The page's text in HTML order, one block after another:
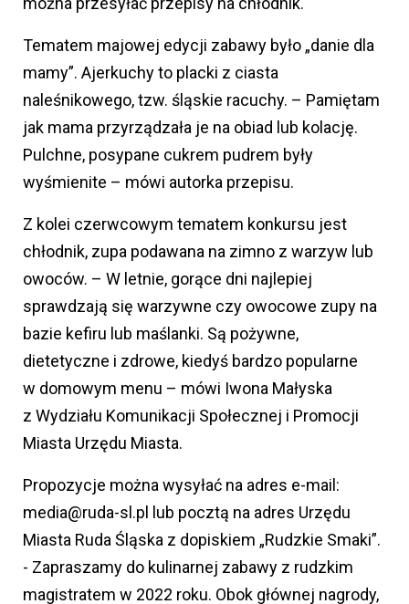
Tematem majowej edycji zabawy było „danie dla
mamy”. Ajerkuchy to placki z ciasta
naleśnikowego, tzw. śląskie racuchy. – Pamiętam
jak mama przyrządzała je na obiad lub kolację.
Pulchne, posypane cukrem pudrem były
wyśmienite – mówi autorka przepisu.
Z kolei czerwcowym tematem konkursu jest
chłodnik, zupa podawana na zimno z warzyw lub
owoców. – W letnie, gorące dni najlepiej
sprawdzają się warzywne czy owocowe zupy na
bazie kefiru lub maślanki. Są pożywne,
dietetyczne i zdrowe, kiedyś bardzo popularne
w domowym menu – mówi Iwona Małyska
z Wydziału Komunikacji Społecznej i Promocji
Miasta Urzędu Miasta.
Propozycje można wysyłać na adres e-mail:
media@ruda-sl.pl lub pocztą na adres Urzędu
Miasta Ruda Śląska z dopiskiem „Rudzkie Smaki”.
- Zapraszamy do kulinarnej zabawy z rudzkim
magistratem w 2022 roku. Obok głównej nagrody,